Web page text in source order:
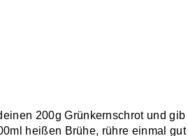
200g Grünkernschrot und gib
heißen Brühe, rühre einmal gut